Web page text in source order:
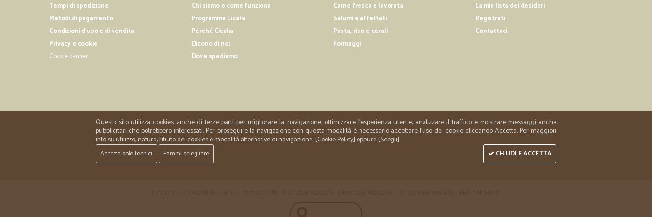
Pienamente soddisfatta..
Pienamente soddisfatta..consegna superveloce e precisa con la merce perfetta come
acquisto di 2 Argentil e di 2 WC Net
Non chiedete troppo ai clienti perché potrebbero spazientirsi. Accontentavi delle stelle !
Tempi di spedizione
Metodi di pagamento
Condizioni d'uso e di vendita
Privacy e cookie
Cookie banner
Chi siamo e come funziona
Programma Cicalia
Perché Cicalia
Dicono di noi
Dove spediamo
Carne fresca e lavorata
Salumi e affettati
Pasta, riso e cerali
Formaggi
La mia lista dei desideri
Registrati
Contattaci
Questo sito utilizza cookies anche di terze parti per migliorare la navigazione, ottimizzare l'esperienza utente, analizzare il traffico e mostrare messaggi anche
pubblicitari che potrebbero interessati. Per proseguire la navigazione con questa modalità è necessario accettare l'uso dei cookie cliccando Accetta. Per maggiori
info su utilizzo, natura, rifiuto dei cookies e modalità alternative di navigazione: [Cookie Policy] oppure [Scegli]
Accetta solo tecnici Fammi sciegliere CHIUDI E ACCETTA